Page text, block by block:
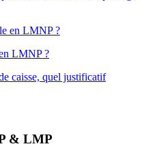
en LMNP ?
LMNP ?
caisse, quel justificatif
& LMP